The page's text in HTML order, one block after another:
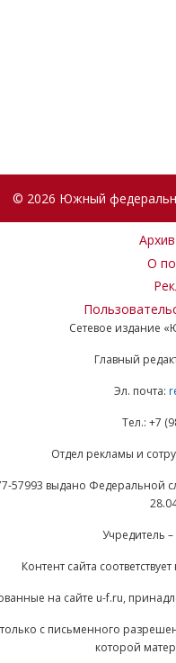
© 2026 Южный
О
Сетевое издание
Главный
Эл. почта:
Тел.: +7
Отдел рекламы и
57993 выдано
Учредитель
Контент сайта
на сайте u-f.ru,
с письменного
которой